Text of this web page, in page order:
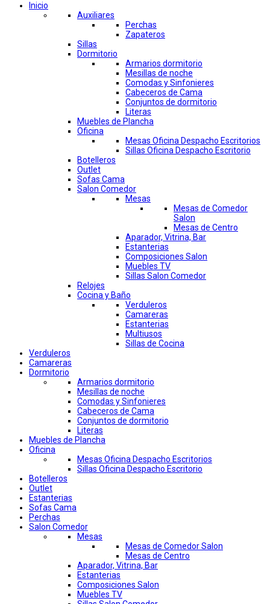
Inicio
Auxiliares
Perchas
Zapateros
Sillas
Dormitorio
Armarios dormitorio
Mesillas de noche
Comodas y Sinfonieres
Cabeceros de Cama
Conjuntos de dormitorio
Literas
Muebles de Plancha
Oficina
Mesas Oficina Despacho Escritorios
Sillas Oficina Despacho Escritorio
Botelleros
Outlet
Sofas Cama
Salon Comedor
Mesas
Mesas de Comedor
Salon
Mesas de Centro
Aparador, Vitrina, Bar
Estanterias
Composiciones Salon
Muebles TV
Sillas Salon Comedor
Relojes
Cocina y Baño
Verduleros
Camareras
Estanterias
Multiusos
Sillas de Cocina
Verduleros
Camareras
Dormitorio
Armarios dormitorio
Mesillas de noche
Comodas y Sinfonieres
Cabeceros de Cama
Conjuntos de dormitorio
Literas
Muebles de Plancha
Oficina
Mesas Oficina Despacho Escritorios
Sillas Oficina Despacho Escritorio
Botelleros
Outlet
Estanterias
Sofas Cama
Perchas
Salon Comedor
Mesas
Mesas de Comedor Salon
Mesas de Centro
Aparador, Vitrina, Bar
Estanterias
Composiciones Salon
Muebles TV